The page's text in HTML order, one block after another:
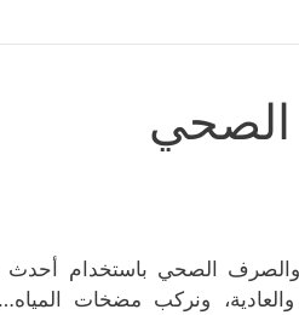
الصحي
الصحي باستخدام أحدث
والعادية، ونركب مضخات